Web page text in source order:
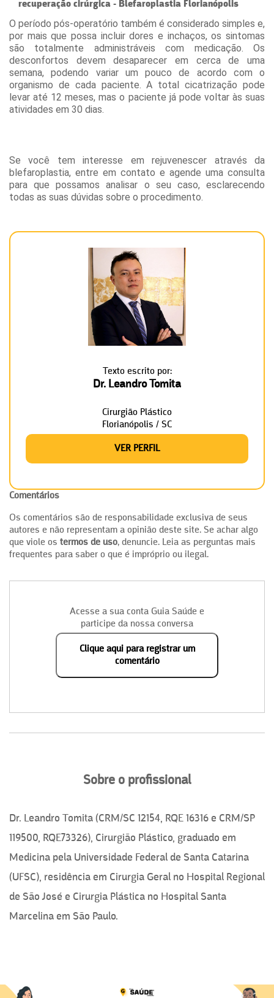
recuperação cirúrgica - Blefaroplastia Florianópolis
O período pós-operatório também é considerado simples e,
por mais que possa incluir dores e inchaços, os sintomas
são totalmente administráveis com medicação. Os
desconfortos devem desaparecer em cerca de uma
semana, podendo variar um pouco de acordo com o
organismo de cada paciente. A total cicatrização pode
levar até 12 meses, mas o paciente já pode voltar às suas
atividades em 30 dias.
Se você tem interesse em rejuvenescer através da
blefaroplastia, entre em contato e agende uma consulta
para que possamos analisar o seu caso, esclarecendo
todas as suas dúvidas sobre o procedimento.
Texto escrito por:
Dr. Leandro Tomita
Cirurgião Plástico
Florianópolis / SC
VER PERFIL
Comentários
Os comentários são de responsabilidade exclusiva de seus
autores e não representam a opinião deste site. Se achar algo
que viole os termos de uso, denuncie. Leia as perguntas mais
frequentes para saber o que é impróprio ou ilegal.
Acesse a sua conta Guia Saúde e
participe da nossa conversa
Clique aqui para registrar um
comentário
Sobre o profissional
Dr. Leandro Tomita (CRM/SC 12154, RQE 16316 e CRM/SP
119500, RQE73326), Cirurgião Plástico, graduado em
Medicina pela Universidade Federal de Santa Catarina
(UFSC), residência em Cirurgia Geral no Hospital Regional
de São José e Cirurgia Plástica no Hospital Santa
Marcelina em São Paulo.